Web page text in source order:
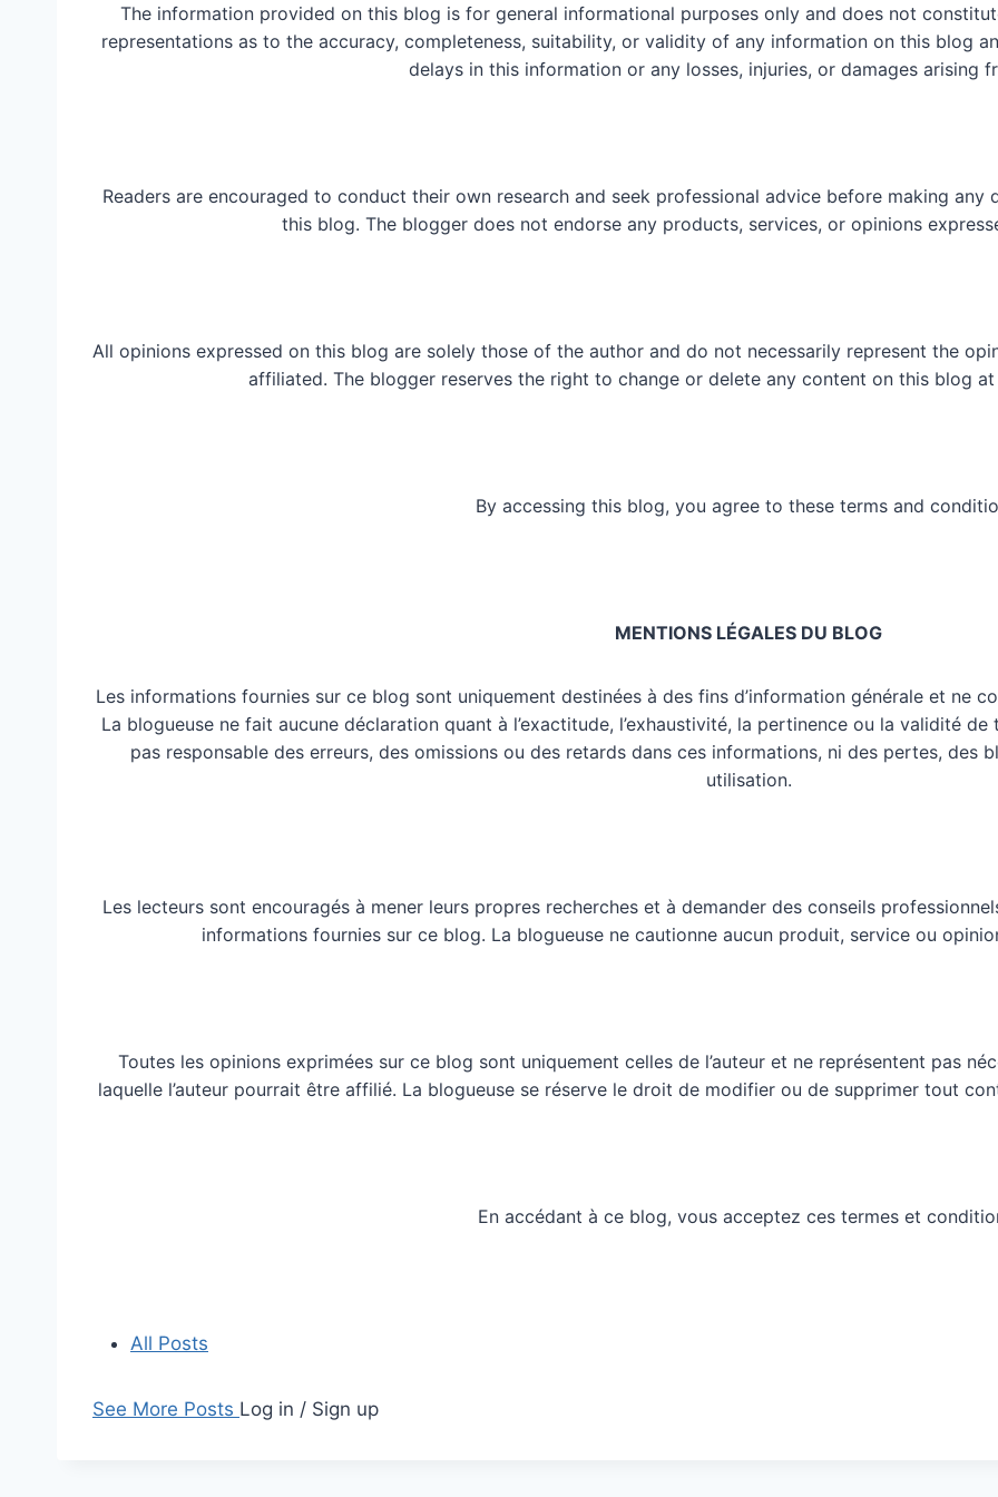
The information provided on this blog is for general informational purposes only and does not
representations as to the accuracy, completeness, suitability, or validity of any information on this blog
delays in this information or any losses, injuries, or damages arising
Readers are encouraged to conduct their own research and seek professional advice before making
this blog. The blogger does not endorse any products, services, or opinions
All opinions expressed on this blog are solely those of the author and do not necessarily represent the
affiliated. The blogger reserves the right to change or delete any content on this blog
By accessing this blog, you agree to these terms and
MENTIONS LÉGALES DU BLOG
Les informations fournies sur ce blog sont uniquement destinées à des fins d’information générale et ne
La blogueuse ne fait aucune déclaration quant à l’exactitude, l’exhaustivité, la pertinence ou la validité
pas responsable des erreurs, des omissions ou des retards dans ces informations, ni des pertes, des
utilisation.
Les lecteurs sont encouragés à mener leurs propres recherches et à demander des conseils
informations fournies sur ce blog. La blogueuse ne cautionne aucun produit, service ou
Toutes les opinions exprimées sur ce blog sont uniquement celles de l’auteur et ne représentent pas
laquelle l’auteur pourrait être affilié. La blogueuse se réserve le droit de modifier ou de supprimer tout
En accédant à ce blog, vous acceptez ces termes et
All Posts
See More Posts Log in / Sign up